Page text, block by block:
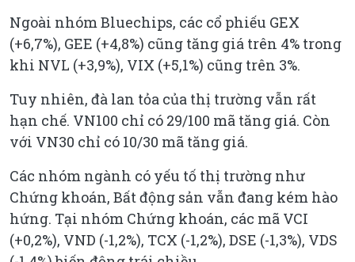
Ngoài nhóm Bluechips, các cổ phiếu GEX
(+6,7%), GEE (+4,8%) cũng tăng giá trên 4% trong
khi NVL (+3,9%), VIX (+5,1%) cũng trên 3%.
Tuy nhiên, đà lan tỏa của thị trường vẫn rất
hạn chế. VN100 chỉ có 29/100 mã tăng giá. Còn
với VN30 chỉ có 10/30 mã tăng giá.
Các nhóm ngành có yếu tố thị trường như
Chứng khoán, Bất động sản vẫn đang kém hào
hứng. Tại nhóm Chứng khoán, các mã VCI
(+0,2%), VND (-1,2%), TCX (-1,2%), DSE (-1,3%), VDS